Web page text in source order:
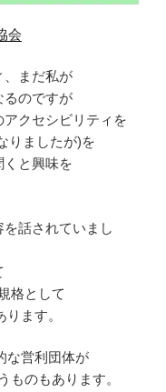
会
、まだ私が
るのですが
クセシビリティを
りましたが)を
と興味を
話されていまし
格として
ます。
な営利団体が
ものもあります。